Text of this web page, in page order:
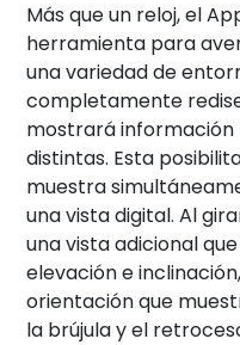
Más que un reloj, el
herramienta para
una variedad de
completamente
mostrará información
distintas. Esta
muestra
una vista digital. Al
una vista adicional
elevación e
orientación que
la brújula y el